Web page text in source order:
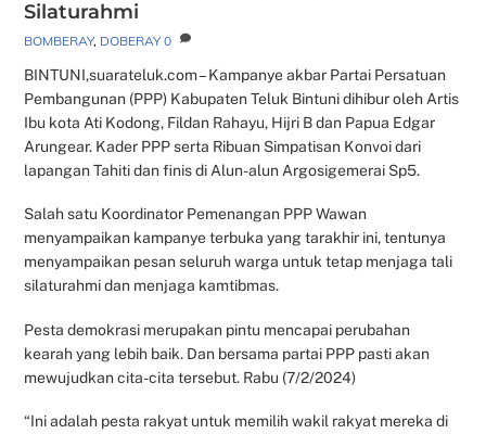
Silaturahmi
BOMBERAY, DOBERAY 0
BINTUNI,suarateluk.com – Kampanye akbar Partai Persatuan
Pembangunan (PPP) Kabupaten Teluk Bintuni dihibur oleh Artis
Ibu kota Ati Kodong, Fildan Rahayu, Hijri B dan Papua Edgar
Arungear. Kader PPP serta Ribuan Simpatisan Konvoi dari
lapangan Tahiti dan finis di Alun-alun Argosigemerai Sp5.
Salah satu Koordinator Pemenangan PPP Wawan
menyampaikan kampanye terbuka yang tarakhir ini, tentunya
menyampaikan pesan seluruh warga untuk tetap menjaga tali
silaturahmi dan menjaga kamtibmas.
Pesta demokrasi merupakan pintu mencapai perubahan
kearah yang lebih baik. Dan bersama partai PPP pasti akan
mewujudkan cita-cita tersebut. Rabu (7/2/2024)
“Ini adalah pesta rakyat untuk memilih wakil rakyat mereka di